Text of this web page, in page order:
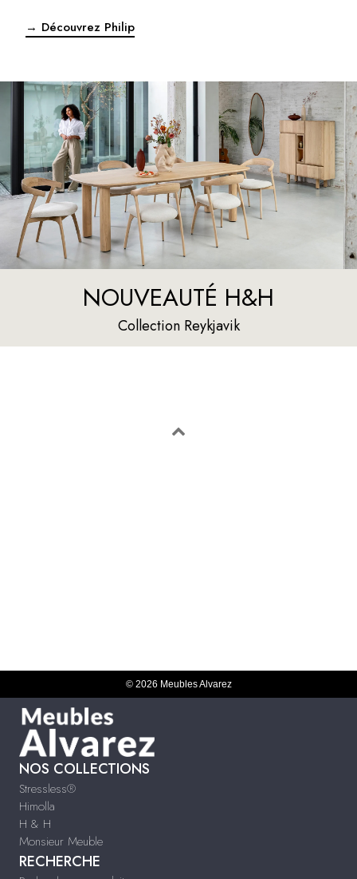
→ Découvrez Philip
NOUVEAUTÉ H&H
Collection Reykjavik
© 2026 Meubles Alvarez
NOS COLLECTIONS
Stressless®
Himolla
H & H
Monsieur Meuble
RECHERCHE